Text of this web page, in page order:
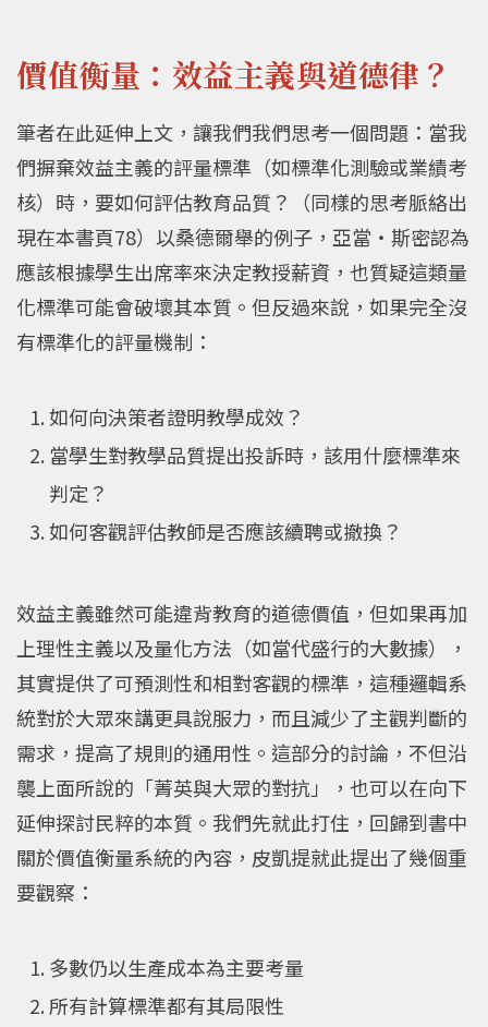
價值衡量：效益主義與道德律？
筆者在此延伸上文，讓我們我們思考一個問題：當我
們摒棄效益主義的評量標準（如標準化測驗或業績考
核）時，要如何評估教育品質？（同樣的思考脈絡出
現在本書頁78）以桑德爾舉的例子，亞當・斯密認為
應該根據學生出席率來決定教授薪資，也質疑這類量
化標準可能會破壞其本質。但反過來說，如果完全沒
有標準化的評量機制：
如何向決策者證明教學成效？
當學生對教學品質提出投訴時，該用什麼標準來
判定？
如何客觀評估教師是否應該續聘或撤換？
效益主義雖然可能違背教育的道德價值，但如果再加
上理性主義以及量化方法（如當代盛行的大數據），
其實提供了可預測性和相對客觀的標準，這種邏輯系
統對於大眾來講更具說服力，而且減少了主觀判斷的
需求，提高了規則的通用性。這部分的討論，不但沿
襲上面所說的「菁英與大眾的對抗」，也可以在向下
延伸探討民粹的本質。我們先就此打住，回歸到書中
關於價值衡量系統的內容，皮凱提就此提出了幾個重
要觀察：
多數仍以生產成本為主要考量
所有計算標準都有其局限性